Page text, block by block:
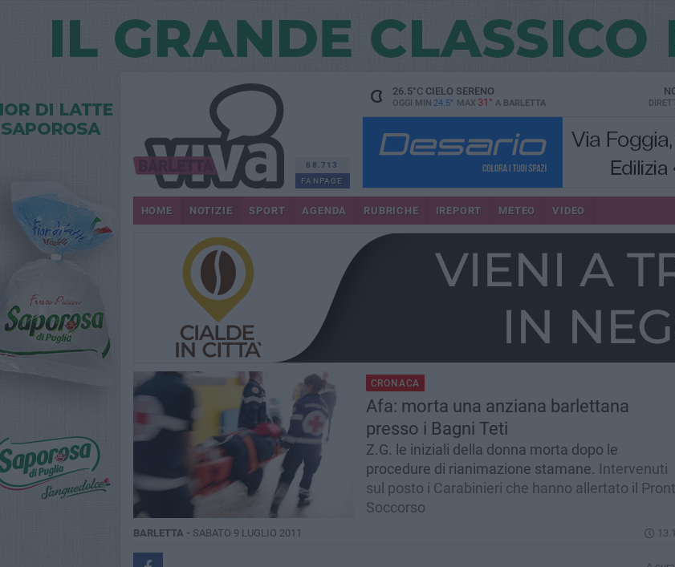
68.713
FANPAGE
26.5°CCIELO SERENO
OGGI MIN 24.5° MAX 31° A BARLETTA
HOME NOTIZIE SPORT AGENDA RUBRICHE IREPORT METEO VIDEO
CRONACA
Afa: morta una anziana barlettana
presso i Bagni Teti
Z.G. le iniziali della donna morta dopo le
procedure di rianimazione stamane. Intervenuti
sul posto i Carabinieri che hanno allertato il
Soccorso
BARLETTA - SABATO 9 LUGLIO 2011